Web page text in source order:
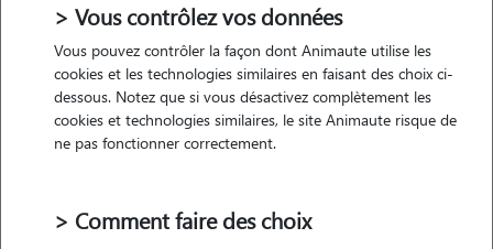
• 29 ans
> Vous contrôlez vos données
Vous pouvez contrôler la façon dont Animaute utilise les
cookies et les technologies similaires en faisant des choix ci-
dessous. Notez que si vous désactivez complètement les
cookies et technologies similaires, le site Animaute risque de
ne pas fonctionner correctement.
> Comment faire des choix